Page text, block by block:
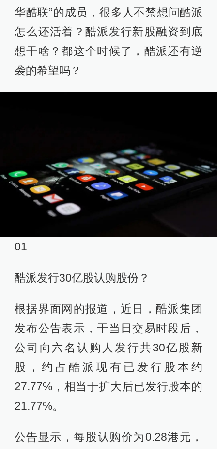
华酷联”的成员，很多人不禁想问酷派
怎么还活着？酷派发行新股融资到底
想干啥？都这个时候了，酷派还有逆
袭的希望吗？
01
酷派发行30亿股认购股份？
根据界面网的报道，近日，酷派集团
发布公告表示，于当日交易时段后，
公司向六名认购人发行共30亿股新
股，约占酷派现有已发行股本约
27.77%，相当于扩大后已发行股本的
21.77%。
公告显示，每股认购价为0.28港元，